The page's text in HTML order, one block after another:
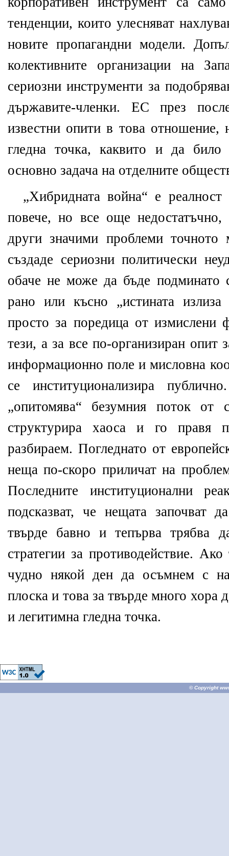
тенденции, които улесняват
новите пропагандни модели.
колективните организации на
сериозни инструменти за
държавите-членки. ЕС през
известни опити в това отношение,
гледна точка, каквито и да било
основно задача на отделните
„Хибридната война“ е
повече, но все още
други значими проблеми
създаде сериозни политически
обаче не може да бъде подминато
рано или късно „истината
просто за поредица от измислени
тези, а за все по-организиран опит
информационно поле и мисловна
се институционализира
„опитомява“ безумния поток от
структурира хаоса и го правя
разбираем. Погледнато от
неща по-скоро приличат на
Последните институционални
подсказват, че нещата започват
твърде бавно и тепърва трябва
стратегии за противодействие.
чудно някой ден да осъмнем с
плоска и това за твърде много хора
и легитимна гледна точка.
© Copyright